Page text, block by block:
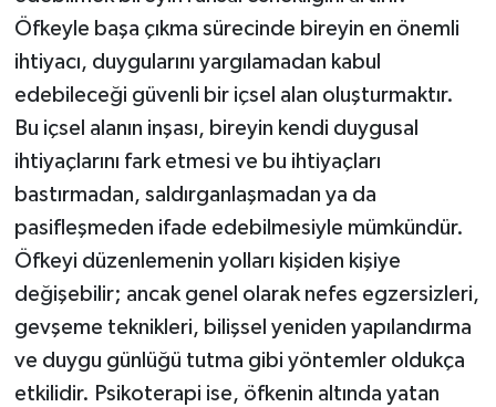
Öfkeyle başa çıkma sürecinde bireyin en önemli
ihtiyacı, duygularını yargılamadan kabul
edebileceği güvenli bir içsel alan oluşturmaktır.
Bu içsel alanın inşası, bireyin kendi duygusal
ihtiyaçlarını fark etmesi ve bu ihtiyaçları
bastırmadan, saldırganlaşmadan ya da
pasifleşmeden ifade edebilmesiyle mümkündür.
Öfkeyi düzenlemenin yolları kişiden kişiye
değişebilir; ancak genel olarak nefes egzersizleri,
gevşeme teknikleri, bilişsel yeniden yapılandırma
ve duygu günlüğü tutma gibi yöntemler oldukça
etkilidir. Psikoterapi ise, öfkenin altında yatan